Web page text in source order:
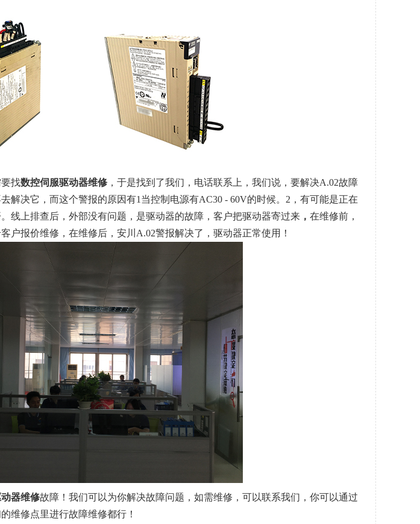
要找数控伺服驱动器维修 ，于是找到了我们，电话联系上， 我们说，要解决A.02故障
解决它，而这个警报的原因有1当控制电源有AC30 - 60V的时候。2，有可能是正在
线上排查后，外部没有问题，是驱动器的故障，客户把驱动器寄过来 ， 在维修前，
户报价维修，在维修后，安川A.02警报解决了，驱动器正常使用！
器维修故障！我们可以为你解决故障问题，如需维修，可以联系我们，你可以通过
维修点里进行故障维修都行！